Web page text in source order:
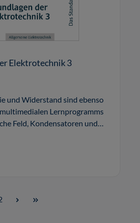
Elektrotechnik 3
und Widerstand sind ebenso
Lernprogramms
Feld, Kondensatoren und